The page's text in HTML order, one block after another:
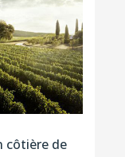
côtière de